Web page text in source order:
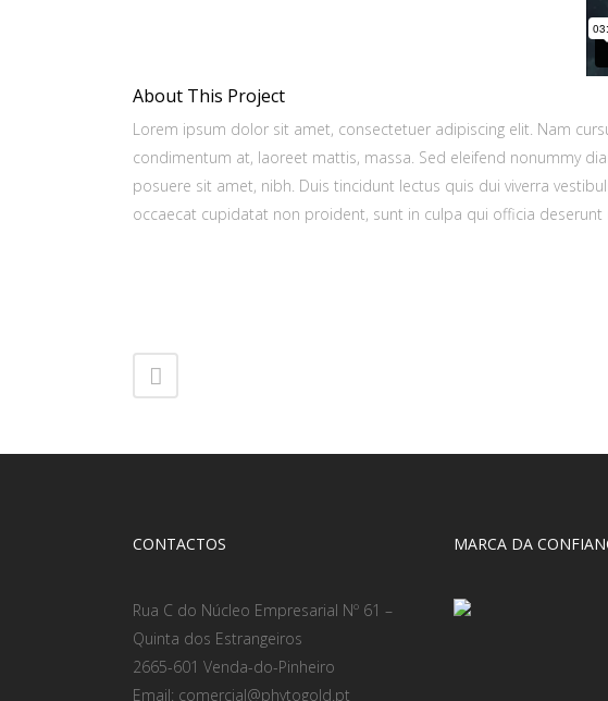
About This Project
Lorem ipsum dolor sit amet, consectetuer adipiscing elit. Nam
condimentum at, laoreet mattis, massa. Sed eleifend nonummy
posuere sit amet, nibh. Duis tincidunt lectus quis dui viverra
occaecat cupidatat non proident, sunt in culpa qui officia
CONTACTOS
Rua C do Núcleo Empresarial Nº 61 –
Quinta dos Estrangeiros
2665-601 Venda-do-Pinheiro
Email: comercial@phytogold.pt
MARCA DA